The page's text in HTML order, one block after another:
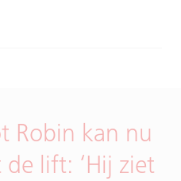
Robin kan nu
lift: ‘Hij ziet